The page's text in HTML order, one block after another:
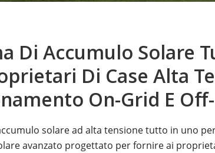
Di Accumulo Solare
Di Case Alta
On-Grid E
solare ad alta tensione tutto in uno
avanzato progettato per fornire ai